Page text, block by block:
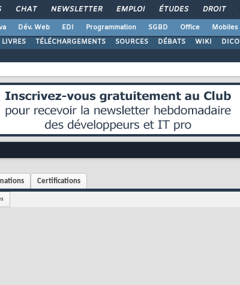
CHAT NEWSLETTER EMPLOI ÉTUDES DROIT
Dév. Web EDI Programmation SGBD Office Mobiles
LIVRES TÉLÉCHARGEMENTS SOURCES DÉBATS WIKI DICO
Certifications